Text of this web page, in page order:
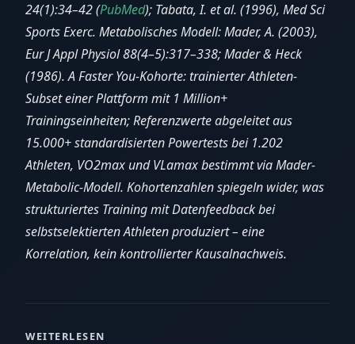
24(1):34–42 (PubMed); Tabata, I. et al. (1996), Med Sci
Sports Exerc. Metabolisches Modell: Mader, A. (2003),
Eur J Appl Physiol 88(4–5):317–338; Mader & Heck
(1986). A Faster You-Kohorte: trainierter Athleten-
Subset einer Plattform mit 1 Million+
Trainingseinheiten; Referenzwerte abgeleitet aus
15.000+ standardisierten Powertests bei 1.202
Athleten, VO2max und VLamax bestimmt via Mader-
Metabolic-Modell. Kohortenzahlen spiegeln wider, was
strukturiertes Training mit Datenfeedback bei
selbstselektierten Athleten produziert – eine
Korrelation, kein kontrollierter Kausalnachweis.
WEITERLESEN